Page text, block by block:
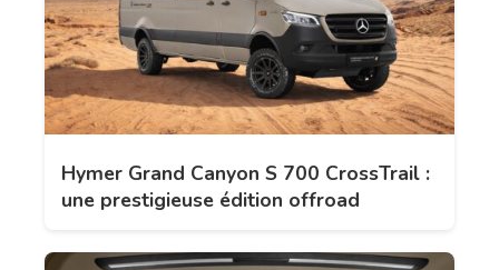
Hymer Grand Canyon S 700 CrossTrail :
une prestigieuse édition offroad